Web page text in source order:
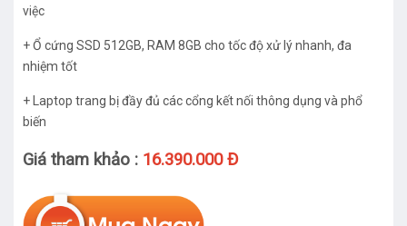
việc
+ Ổ cứng SSD 512GB, RAM 8GB cho tốc độ xử lý nhanh, đa
nhiệm tốt
+ Laptop trang bị đầy đủ các cổng kết nối thông dụng và phổ
biến
Giá tham khảo : 16.390.000 Đ